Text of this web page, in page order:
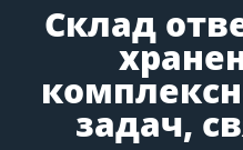
Склад
задач,